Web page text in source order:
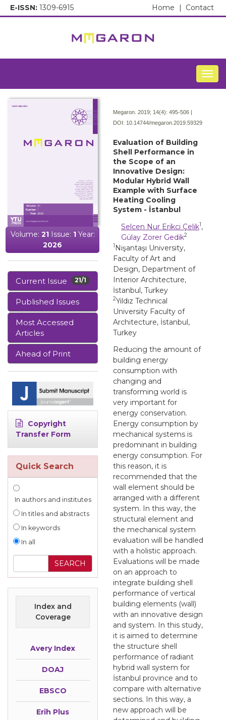
E-ISSN: 1309-6915 Contact
Home |
Volume: 21Issue: 1Year:
2026
21/1
Current Issue
Published Issues
Most Accessed
Articles
Ahead of Print
Copyright
Transfer Form
Quick Search
In authors and institutes
In titles and abstracts
In keywords
In all
Index and
Coverage
Avery Index
DOAJ
EBSCO
Erih Plus
Megaron. 2019; 14(4): 495-506 |
DOI: 10.14744/megaron.2019.59329
Evaluation of Building
Shell Performance in
the Scope of an
Innovative Design:
Modular Hybrid Wall
Example with Surface
Heating Cooling
System - İstanbul
Selcen Nur Erikci Çelik1,
Gülay Zorer Gedik2
1 Nişantaşı University,
Faculty of Art and
Design, Department of
Interior Architecture,
İstanbul, Turkey
2Yıldız Technical
University Faculty of
Architecture, İstanbul,
Turkey
Reducing the amount of
building energy
consumption with
changing and
transforming world is
very important for
energy conservation.
Energy consumption by
mechanical systems is
predominant in building
energy consumption. For
this reason, it is
recommended that the
wall element should be
arranged with a different
system. In this way, the
structural element and
the mechanical system
evaluation will be handled
with a holistic approach.
Evaluations will be made
on an approach to
integrate building shell
performance of vertical
building elements (wall)
with an innovative design
and system. In this study,
it is aimed to determine
the structure shell
performance of radiant
hybrid wall system for
İstanbul province and to
compare with alternative
sections. In this way, a
new approach will be